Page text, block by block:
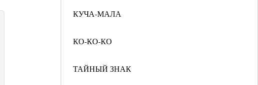
КУЧА-МАЛА
КО-КО-КО
ТАЙНЫЙ ЗНАК